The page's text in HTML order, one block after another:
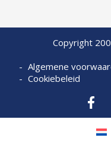
Copyright
Algemene
Cookiebeleid